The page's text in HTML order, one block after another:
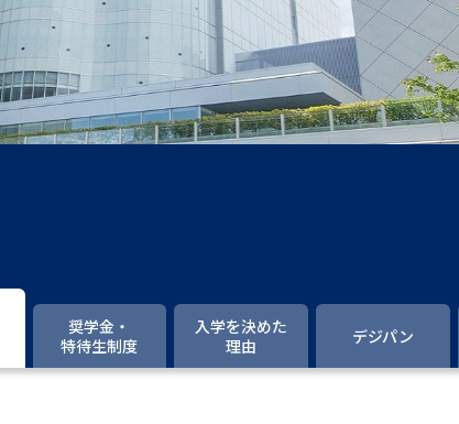
大学・短大以外の資料から請求
専門学校の資料請求 大学院の資料請求
留学・進
大学入学共通テスト「受験案内」の請求
大学入学共通テスト「受験上の配慮案内」の請求
高
大学研究
奨学金・
特待生制度
入学を決めた
理由
デジパン